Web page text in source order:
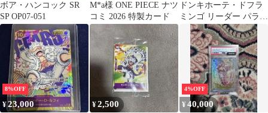
ボア・ハンコック SR
SP OP07-051
M*a様 ONE PIECE ナツ
コミ 2026 特製カード
ドンキホーテ・ドフラ
ミンゴ リーダー パラレ
ル OP04-019
8%OFF
¥23,000 ¥2,500
4%OFF
¥40,000